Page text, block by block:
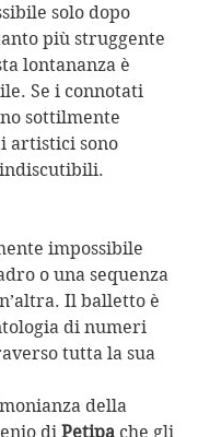
solo dopo
più struggente
lontananza è
Se i connotati
sottilmente
artistici sono
impossibile
o una sequenza
Il balletto è
di numeri
tutta la sua
della
di Petipa che gli